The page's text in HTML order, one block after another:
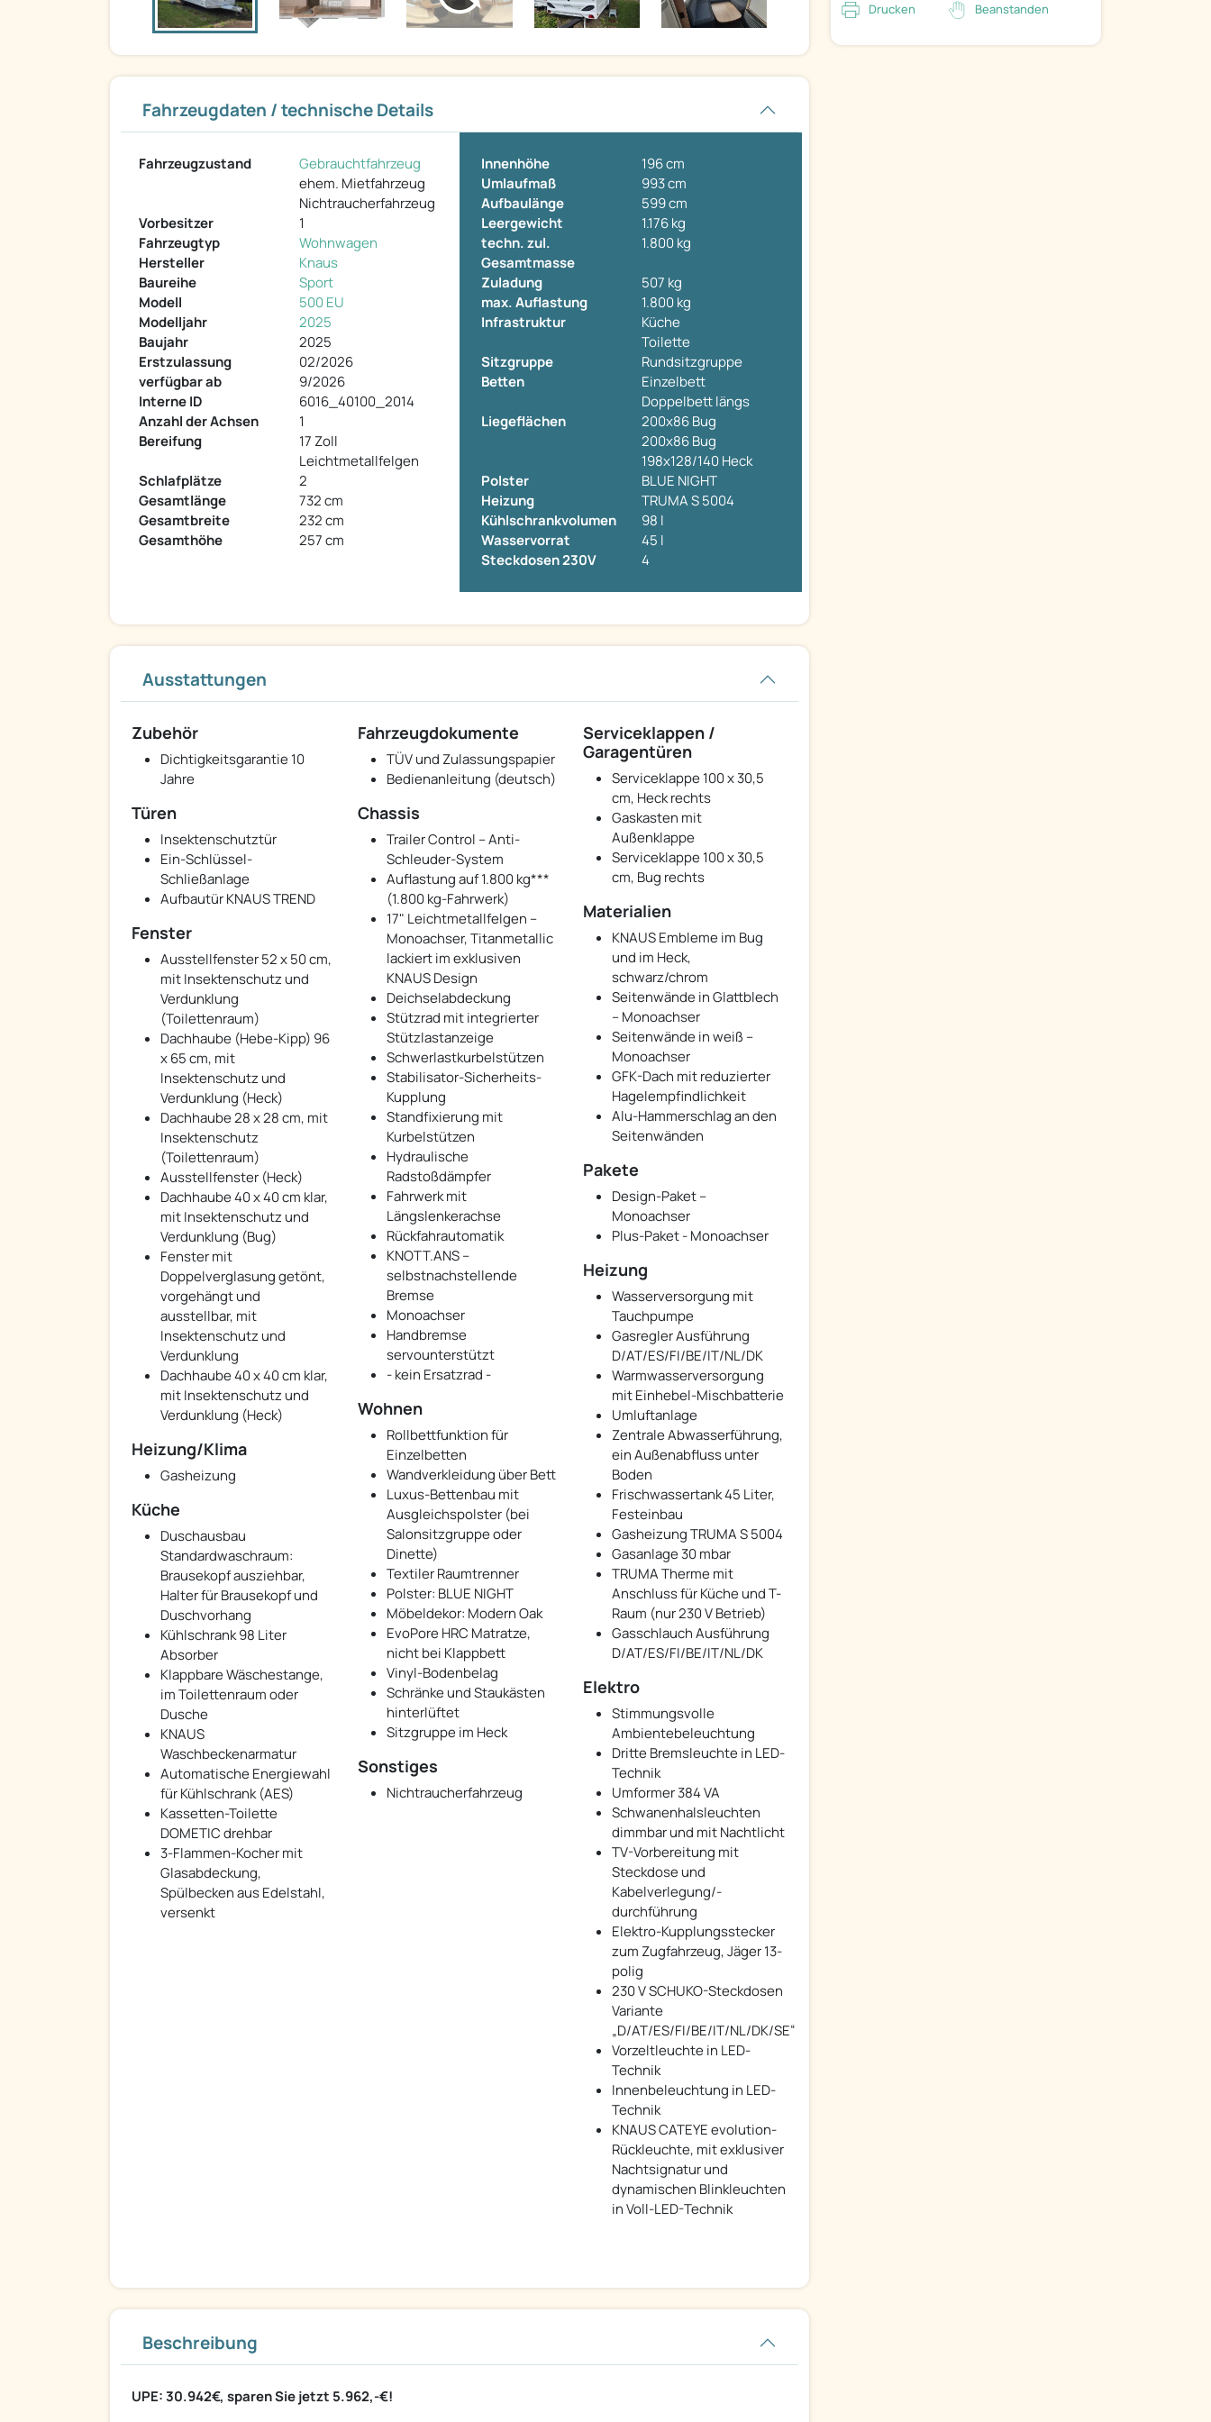
Fahrzeugdaten / technische Details
Fahrzeugzustand
Gebrauchtfahrzeug
ehem. Mietfahrzeug
Nichtraucherfahrzeug
Vorbesitzer
1
Fahrzeugtyp
Wohnwagen
Hersteller
Knaus
Baureihe
Sport
Modell
500 EU
Modelljahr
2025
Baujahr
2025
Erstzulassung
02/2026
verfügbar ab
9/2026
Interne ID
6016_40100_2014
Anzahl der Achsen
1
Bereifung
17 Zoll
Leichtmetallfelgen
Schlafplätze
2
Gesamtlänge
732 cm
Gesamtbreite
232 cm
Gesamthöhe
257 cm
Innenhöhe
196 cm
Umlaufmaß
993 cm
Aufbaulänge
599 cm
Leergewicht
1.176 kg
techn. zul.
Gesamtmasse
1.800 kg
Zuladung
507 kg
max. Auflastung
1.800 kg
Infrastruktur
Küche
Toilette
Sitzgruppe
Rundsitzgruppe
Betten
Einzelbett
Doppelbett längs
Liegeflächen
200x86 Bug
200x86 Bug
198x128/140 Heck
Polster
BLUE NIGHT
Heizung
TRUMA S 5004
Kühlschrankvolumen
98 l
Wasservorrat
45 l
Steckdosen 230V
4
Ausstattungen
Zubehör
Dichtigkeitsgarantie 10
Jahre
Fahrzeugdokumente
TÜV und Zulassungspapier
Bedienanleitung (deutsch)
Serviceklappen /
Garagentüren
Serviceklappe 100 x 30,5
cm, Heck rechts
Gaskasten mit
Außenklappe
Serviceklappe 100 x 30,5
cm, Bug rechts
Türen
Insektenschutztür
Ein-Schlüssel-
Schließanlage
Aufbautür KNAUS TREND
Chassis
Trailer Control – Anti-
Schleuder-System
Auflastung auf 1.800 kg***
(1.800 kg-Fahrwerk)
17" Leichtmetallfelgen –
Monoachser, Titanmetallic
lackiert im exklusiven
KNAUS Design
Deichselabdeckung
Stützrad mit integrierter
Stützlastanzeige
Schwerlastkurbelstützen
Stabilisator-Sicherheits-
Kupplung
Standfixierung mit
Kurbelstützen
Hydraulische
Radstoßdämpfer
Fahrwerk mit
Längslenkerachse
Rückfahrautomatik
KNOTT.ANS –
selbstnachstellende
Bremse
Monoachser
Handbremse
servounterstützt
- kein Ersatzrad -
Materialien
KNAUS Embleme im Bug
und im Heck,
schwarz/chrom
Seitenwände in Glattblech
– Monoachser
Seitenwände in weiß –
Monoachser
GFK-Dach mit reduzierter
Hagelempfindlichkeit
Alu-Hammerschlag an den
Seitenwänden
Fenster
Ausstellfenster 52 x 50 cm,
mit Insektenschutz und
Verdunklung
(Toilettenraum)
Dachhaube (Hebe-Kipp) 96
x 65 cm, mit
Insektenschutz und
Verdunklung (Heck)
Dachhaube 28 x 28 cm, mit
Insektenschutz
(Toilettenraum)
Ausstellfenster (Heck)
Dachhaube 40 x 40 cm klar,
mit Insektenschutz und
Verdunklung (Bug)
Fenster mit
Doppelverglasung getönt,
vorgehängt und
ausstellbar, mit
Insektenschutz und
Verdunklung
Dachhaube 40 x 40 cm klar,
mit Insektenschutz und
Verdunklung (Heck)
Pakete
Design-Paket –
Monoachser
Plus-Paket - Monoachser
Heizung
Wasserversorgung mit
Tauchpumpe
Gasregler Ausführung
D/AT/ES/FI/BE/IT/NL/DK
Warmwasserversorgung
mit Einhebel-Mischbatterie
Umluftanlage
Zentrale Abwasserführung,
ein Außenabfluss unter
Boden
Frischwassertank 45 Liter,
Festeinbau
Gasheizung TRUMA S 5004
Gasanlage 30 mbar
TRUMA Therme mit
Anschluss für Küche und T-
Raum (nur 230 V Betrieb)
Gasschlauch Ausführung
D/AT/ES/FI/BE/IT/NL/DK
Wohnen
Rollbettfunktion für
Einzelbetten
Wandverkleidung über Bett
Luxus-Bettenbau mit
Ausgleichspolster (bei
Salonsitzgruppe oder
Dinette)
Textiler Raumtrenner
Polster: BLUE NIGHT
Möbeldekor: Modern Oak
EvoPore HRC Matratze,
nicht bei Klappbett
Vinyl-Bodenbelag
Schränke und Staukästen
hinterlüftet
Sitzgruppe im Heck
Heizung/Klima
Gasheizung
Küche
Duschausbau
Standardwaschraum:
Brausekopf ausziehbar,
Halter für Brausekopf und
Duschvorhang
Kühlschrank 98 Liter
Absorber
Klappbare Wäschestange,
im Toilettenraum oder
Dusche
KNAUS
Waschbeckenarmatur
Automatische Energiewahl
für Kühlschrank (AES)
Kassetten-Toilette
DOMETIC drehbar
3-Flammen-Kocher mit
Glasabdeckung,
Spülbecken aus Edelstahl,
versenkt
Elektro
Stimmungsvolle
Ambientebeleuchtung
Dritte Bremsleuchte in LED-
Technik
Umformer 384 VA
Schwanenhalsleuchten
dimmbar und mit Nachtlicht
TV-Vorbereitung mit
Steckdose und
Kabelverlegung/-
durchführung
Elektro-Kupplungsstecker
zum Zugfahrzeug, Jäger 13-
polig
230 V SCHUKO-Steckdosen
Variante
„D/AT/ES/FI/BE/IT/NL/DK/SE“
Vorzeltleuchte in LED-
Technik
Innenbeleuchtung in LED-
Technik
KNAUS CATEYE evolution-
Rückleuchte, mit exklusiver
Nachtsignatur und
dynamischen Blinkleuchten
in Voll-LED-Technik
Sonstiges
Nichtraucherfahrzeug
Beschreibung
UPE: 30.942€, sparen Sie jetzt 5.962,-€!
Drucken Beanstanden